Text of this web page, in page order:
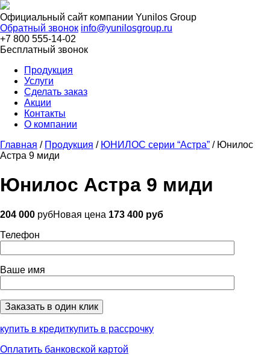
Официальный сайт компании Yunilos Group
Обратный звонок info@yunilosgroup.ru
+7 800 555-14-02
Бесплатный звонок
Продукция
Услуги
Сделать заказ
Акции
Контакты
О компании
Главная / Продукция / ЮНИЛОС серии “Астра” / Юнилос
Астра 9 миди
Юнилос Астра 9 миди
204 000 рубНовая цена 173 400 руб
Телефон
Ваше имя
купить в кредиткупить в рассрочку
Оплатить банковской картой